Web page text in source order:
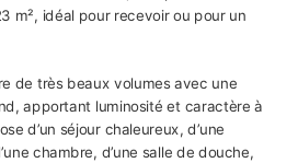
m², idéal pour recevoir ou pour un
de très beaux volumes avec une
apportant luminosité et caractère à
d’un séjour chaleureux, d’une
chambre, d’une salle de douche,